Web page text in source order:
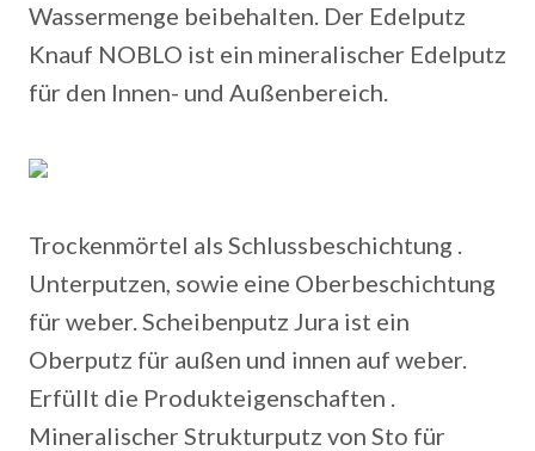
Wassermenge beibehalten. Der Edelputz
Knauf NOBLO ist ein mineralischer Edelputz
für den Innen- und Außenbereich.
Trockenmörtel als Schlussbeschichtung .
Unterputzen, sowie eine Oberbeschichtung
für weber. Scheibenputz Jura ist ein
Oberputz für außen und innen auf weber.
Erfüllt die Produkteigenschaften .
Mineralischer Strukturputz von Sto für